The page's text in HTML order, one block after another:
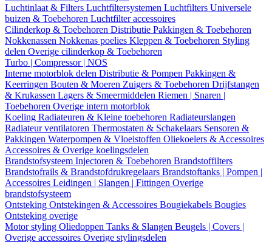
Luchtinlaat & Filters Luchtfiltersystemen Luchtfilters Universele
buizen & Toebehoren Luchtfilter accessoires
Cilinderkop & Toebehoren Distributie Pakkingen & Toebehoren
Nokkenassen Nokkenas poelies Kleppen & Toebehoren Styling
delen Overige cilinderkop & Toebehoren
Turbo | Compressor | NOS
Interne motorblok delen Distributie & Pompen Pakkingen &
Keerringen Bouten & Moeren Zuigers & Toebehoren Drijfstangen
& Krukassen Lagers & Smeermiddelen Riemen | Snaren |
Toebehoren Overige intern motorblok
Koeling Radiateuren & Kleine toebehoren Radiateurslangen
Radiateur ventilatoren Thermostaten & Schakelaars Sensoren &
Pakkingen Waterpompen & Vloeistoffen Oliekoelers & Accessoires
Accessoires & Overige koelingsdelen
Brandstofsysteem Injectoren & Toebehoren Brandstoffilters
Brandstofrails & Brandstofdrukregelaars Brandstoftanks | Pompen |
Accessoires Leidingen | Slangen | Fittingen Overige
brandstofsysteem
Ontsteking Ontstekingen & Accessoires Bougiekabels Bougies
Ontsteking overige
Motor styling Oliedoppen Tanks & Slangen Beugels | Covers |
Overige accessoires Overige stylingsdelen